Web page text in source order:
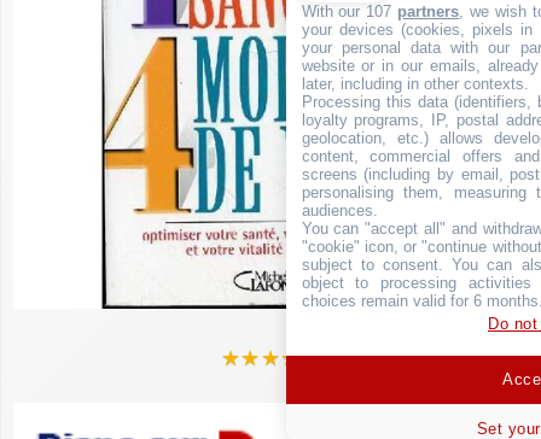
★★★★★
With our 107 partners , we wish
your devices (cookies, pixels
your personal data with our
website or in our emails,
later, including in other contexts.
Processing this data (identifiers,
loyalty programs, IP, postal
geolocation, etc.) allows
content, commercial offers
screens (including by email,
personalising them, measuring
audiences.
You can "accept all" and
"cookie" icon, or "continue
subject to consent. You can
object to processing
choices remain valid for 6
Do
Set